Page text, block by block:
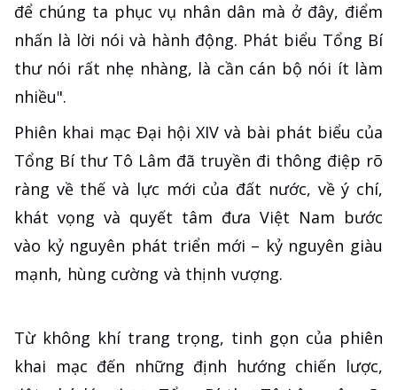
để chúng ta phục vụ nhân dân mà ở đây, điểm
nhấn là lời nói và hành động. Phát biểu Tổng Bí
thư nói rất nhẹ nhàng, là cần cán bộ nói ít làm
nhiều".
Phiên khai mạc Đại hội XIV và bài phát biểu của
Tổng Bí thư Tô Lâm đã truyền đi thông điệp rõ
ràng về thế và lực mới của đất nước, về ý chí,
khát vọng và quyết tâm đưa Việt Nam bước
vào kỷ nguyên phát triển mới – kỷ nguyên giàu
mạnh, hùng cường và thịnh vượng.
Từ không khí trang trọng, tinh gọn của phiên
khai mạc đến những định hướng chiến lược,